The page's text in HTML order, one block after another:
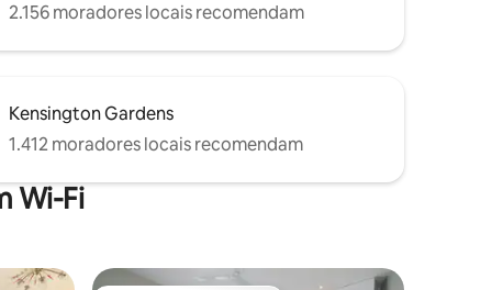
2.156 moradores locais recomendam
Kensington Gardens
1.412 moradores locais recomendam
Wi-Fi